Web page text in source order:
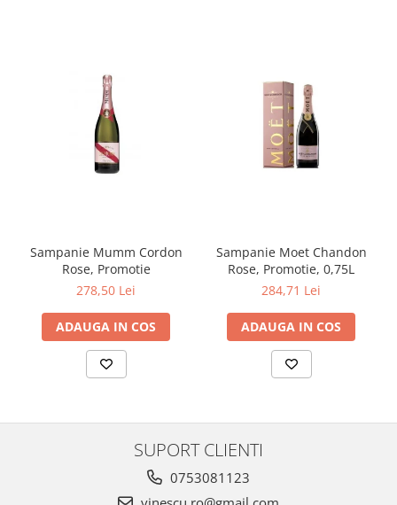
Sampanie Mumm Cordon
Rose, Promotie
278,50 Lei
ADAUGA IN COS
Sampanie Moet Chandon
Rose, Promotie, 0,75L
284,71 Lei
ADAUGA IN COS
SUPORT CLIENTI
0753081123